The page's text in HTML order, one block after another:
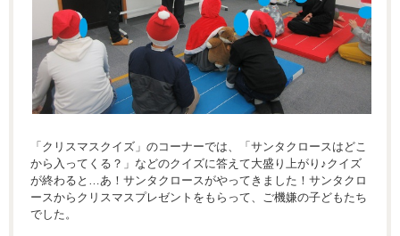
「クリスマスクイズ」のコーナーでは、「サンタクロースはどこ
から入ってくる？」などのクイズに答えて大盛り上がり♪クイズ
が終わると…あ！サンタクロースがやってきました！サンタクロ
ースからクリスマスプレゼントをもらって、ご機嫌の子どもたち
でした。